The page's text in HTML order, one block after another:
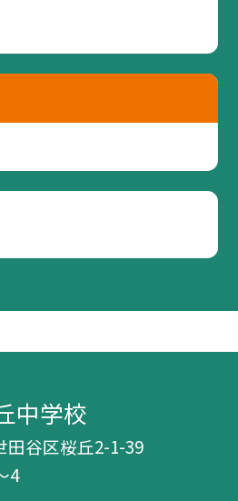
中学校
田谷区桜丘2-1-39
4